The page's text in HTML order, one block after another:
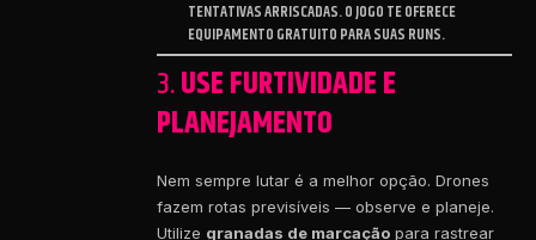
TENTATIVAS ARRISCADAS. O JOGO TE OFERECE
EQUIPAMENTO GRATUITO PARA SUAS RUNS.
3.USE FURTIVIDADE E
PLANEJAMENTO
Nem sempre lutar é a melhor opção. Drones
fazem rotas previsíveis — observe e planeje.
Utilize granadas de marcação para rastrear